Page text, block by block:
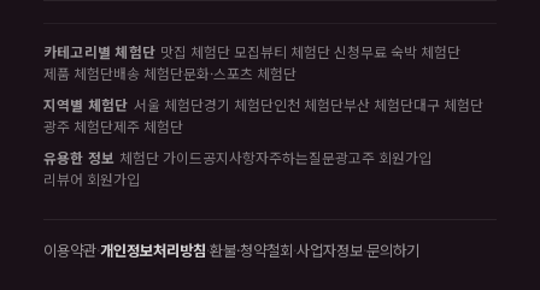
카테고리별 체험단 맛집 체험단 모집뷰티 체험단 신청무료 숙박 체험단
제품 체험단배송 체험단문화·스포츠 체험단
지역별 체험단 서울 체험단경기 체험단인천 체험단부산 체험단대구 체험단
광주 체험단제주 체험단
유용한 정보 체험단 가이드공지사항자주하는질문광고주 회원가입
리뷰어 회원가입
이용약관·개인정보처리방침·환불·청약철회·사업자정보·문의하기